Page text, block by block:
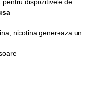
pentru dispozitivele de
nicotina genereaza un